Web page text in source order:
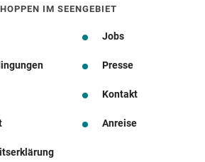
IM SEENGEBIET
Jobs
Presse
Kontakt
Anreise